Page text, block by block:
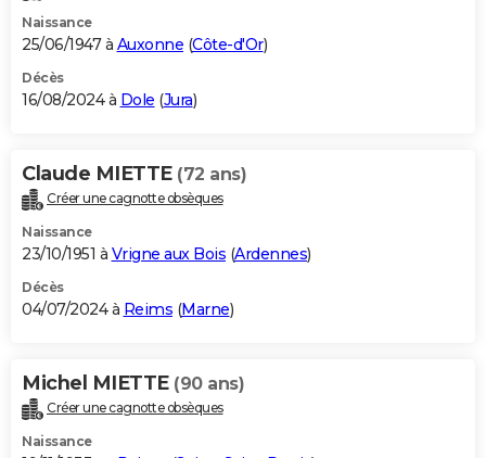
Naissance
25/06/1947 à Auxonne (Côte-d'Or)
Décès
16/08/2024 à Dole (Jura)
Claude MIETTE (72 ans)
Créer une cagnotte obsèques
Naissance
23/10/1951 à Vrigne aux Bois (Ardennes)
Décès
04/07/2024 à Reims (Marne)
Michel MIETTE (90 ans)
Créer une cagnotte obsèques
Naissance